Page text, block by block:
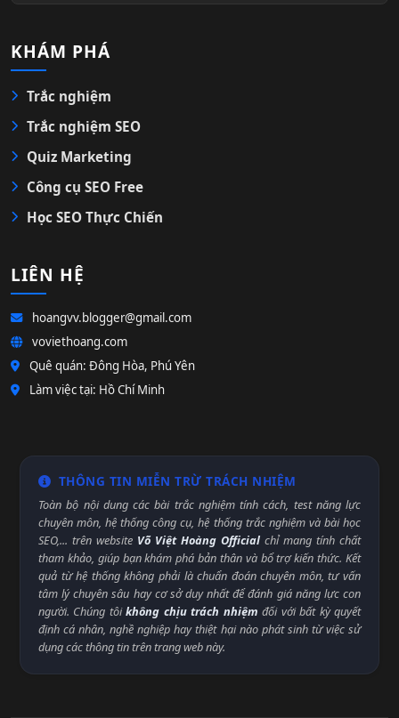
KHÁM PHÁ
Trắc nghiệm
Trắc nghiệm SEO
Quiz Marketing
Công cụ SEO Free
Học SEO Thực Chiến
LIÊN HỆ
hoangvv.blogger@gmail.com
voviethoang.com
Quê quán: Đông Hòa, Phú Yên
Làm việc tại: Hồ Chí Minh
THÔNG TIN MIỄN TRỪ TRÁCH NHIỆM
Toàn bộ nội dung các bài trắc nghiệm tính cách, test năng lực
chuyên môn, hệ thống công cụ, hệ thống trắc nghiệm và bài học
SEO,... trên website Võ Việt Hoàng Official chỉ mang tính chất
tham khảo, giúp bạn khám phá bản thân và bổ trợ kiến thức. Kết
quả từ hệ thống không phải là chuẩn đoán chuyên môn, tư vấn
tâm lý chuyên sâu hay cơ sở duy nhất để đánh giá năng lực con
người. Chúng tôikhông chịu trách nhiệm đối với bất kỳ quyết
định cá nhân, nghề nghiệp hay thiệt hại nào phát sinh từ việc sử
dụng các thông tin trên trang web này.